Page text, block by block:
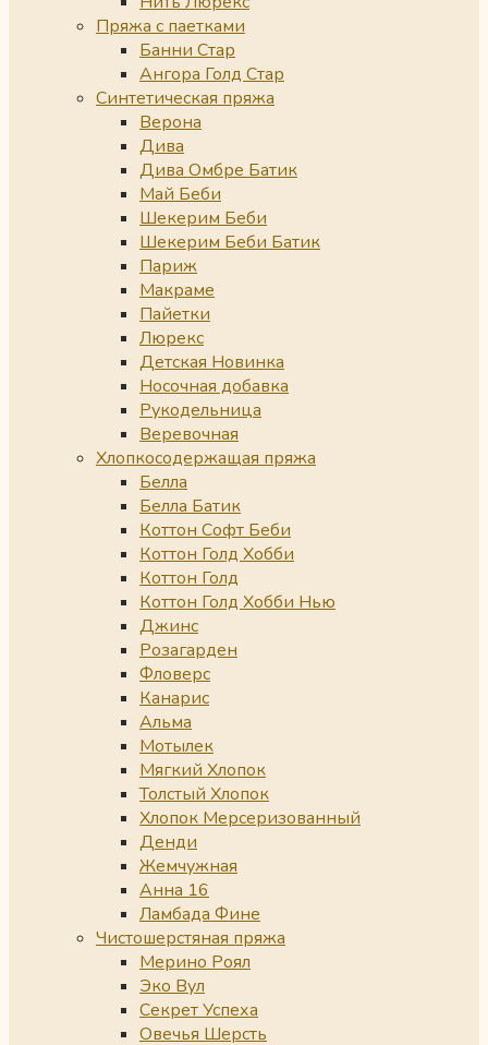
Пряжа с паетками
Банни Стар
Ангора Голд Стар
Синтетическая пряжа
Верона
Дива
Дива Омбре Батик
Май Беби
Шекерим Беби
Шекерим Беби Батик
Париж
Макраме
Пайетки
Люрекс
Детская Новинка
Носочная добавка
Рукодельница
Веревочная
Хлопкосодержащая пряжа
Белла
Белла Батик
Коттон Софт Беби
Коттон Голд Хобби
Коттон Голд
Коттон Голд Хобби Нью
Джинс
Розагарден
Фловерс
Канарис
Альма
Мотылек
Мягкий Хлопок
Толстый Хлопок
Хлопок Мерсеризованный
Денди
Жемчужная
Анна 16
Ламбада Фине
Чистошерстяная пряжа
Мерино Роял
Эко Вул
Секрет Успеха
Овечья Шерсть